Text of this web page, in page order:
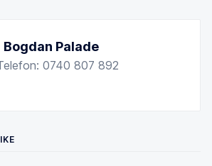
Bogdan Palade
0740 807 892